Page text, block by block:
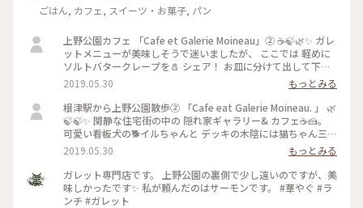
ごはん, カフェ, スイーツ・お菓子, パン
上野公園カフェ 「Cafe et Galerie Moineau」② ☕️🍃🌿✨ ガレ
ットメニューが美味しそうで迷いましたが、 ここでは 軽めに
ソルトバタークレープを🧂 シェア！ お皿に分けて出して下さ
いました。 お庭には季節を感じる植栽がされていました！ 🌿
🌳🌿🌱🍃🌼 #お散歩 #隠れ家カフェ #上野公園カフェ #ガレッ
ト
2019.05.30
もっとみる
根津駅から上野公園散歩② 「Cafe eat Galerie Moineau. 」 🌿
🍃🍃✨ 閑静な住宅街の中の 隠れ家ギャラリー& カフェ☕️🍰。
可愛い看板犬の🐕イルちゃんと デッキの木陰には猫ちゃん三匹
🐈🐈🐈🍃🌿🌿 #お散歩 #上野公園カフェ #根津 #隠れ家カフェ #
看板犬
2019.05.30
もっとみる
ガレット専門店です。 上野公園の裏側で少し遠いのですが、美
味しかったです✨ 私が頼んだのはサーモンです。 #華やぐ #ラ
ンチ #ガレット